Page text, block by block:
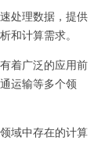
处理数据，提供
和计算需求。
着广泛的应用前
运输等多个领
域中存在的计算